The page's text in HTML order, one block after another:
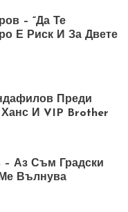
– “Да Те
Е Риск И За Двете
Преди
И VIP Brother
– Аз Съм Градски
Вълнува